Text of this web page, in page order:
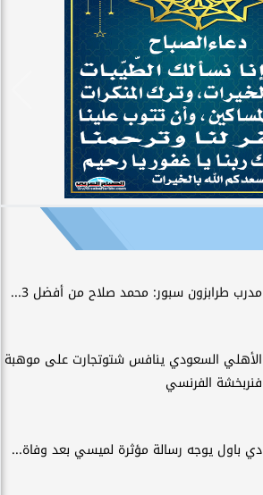
مدرب طرابزون سبور: محمد صلاح من أفضل 3...
الأهلي السعودي ينافس شتوتجارت على موهبة
فنربخشة الفرنسي
دي باول يوجه رسالة مؤثرة لميسي بعد وفاة...